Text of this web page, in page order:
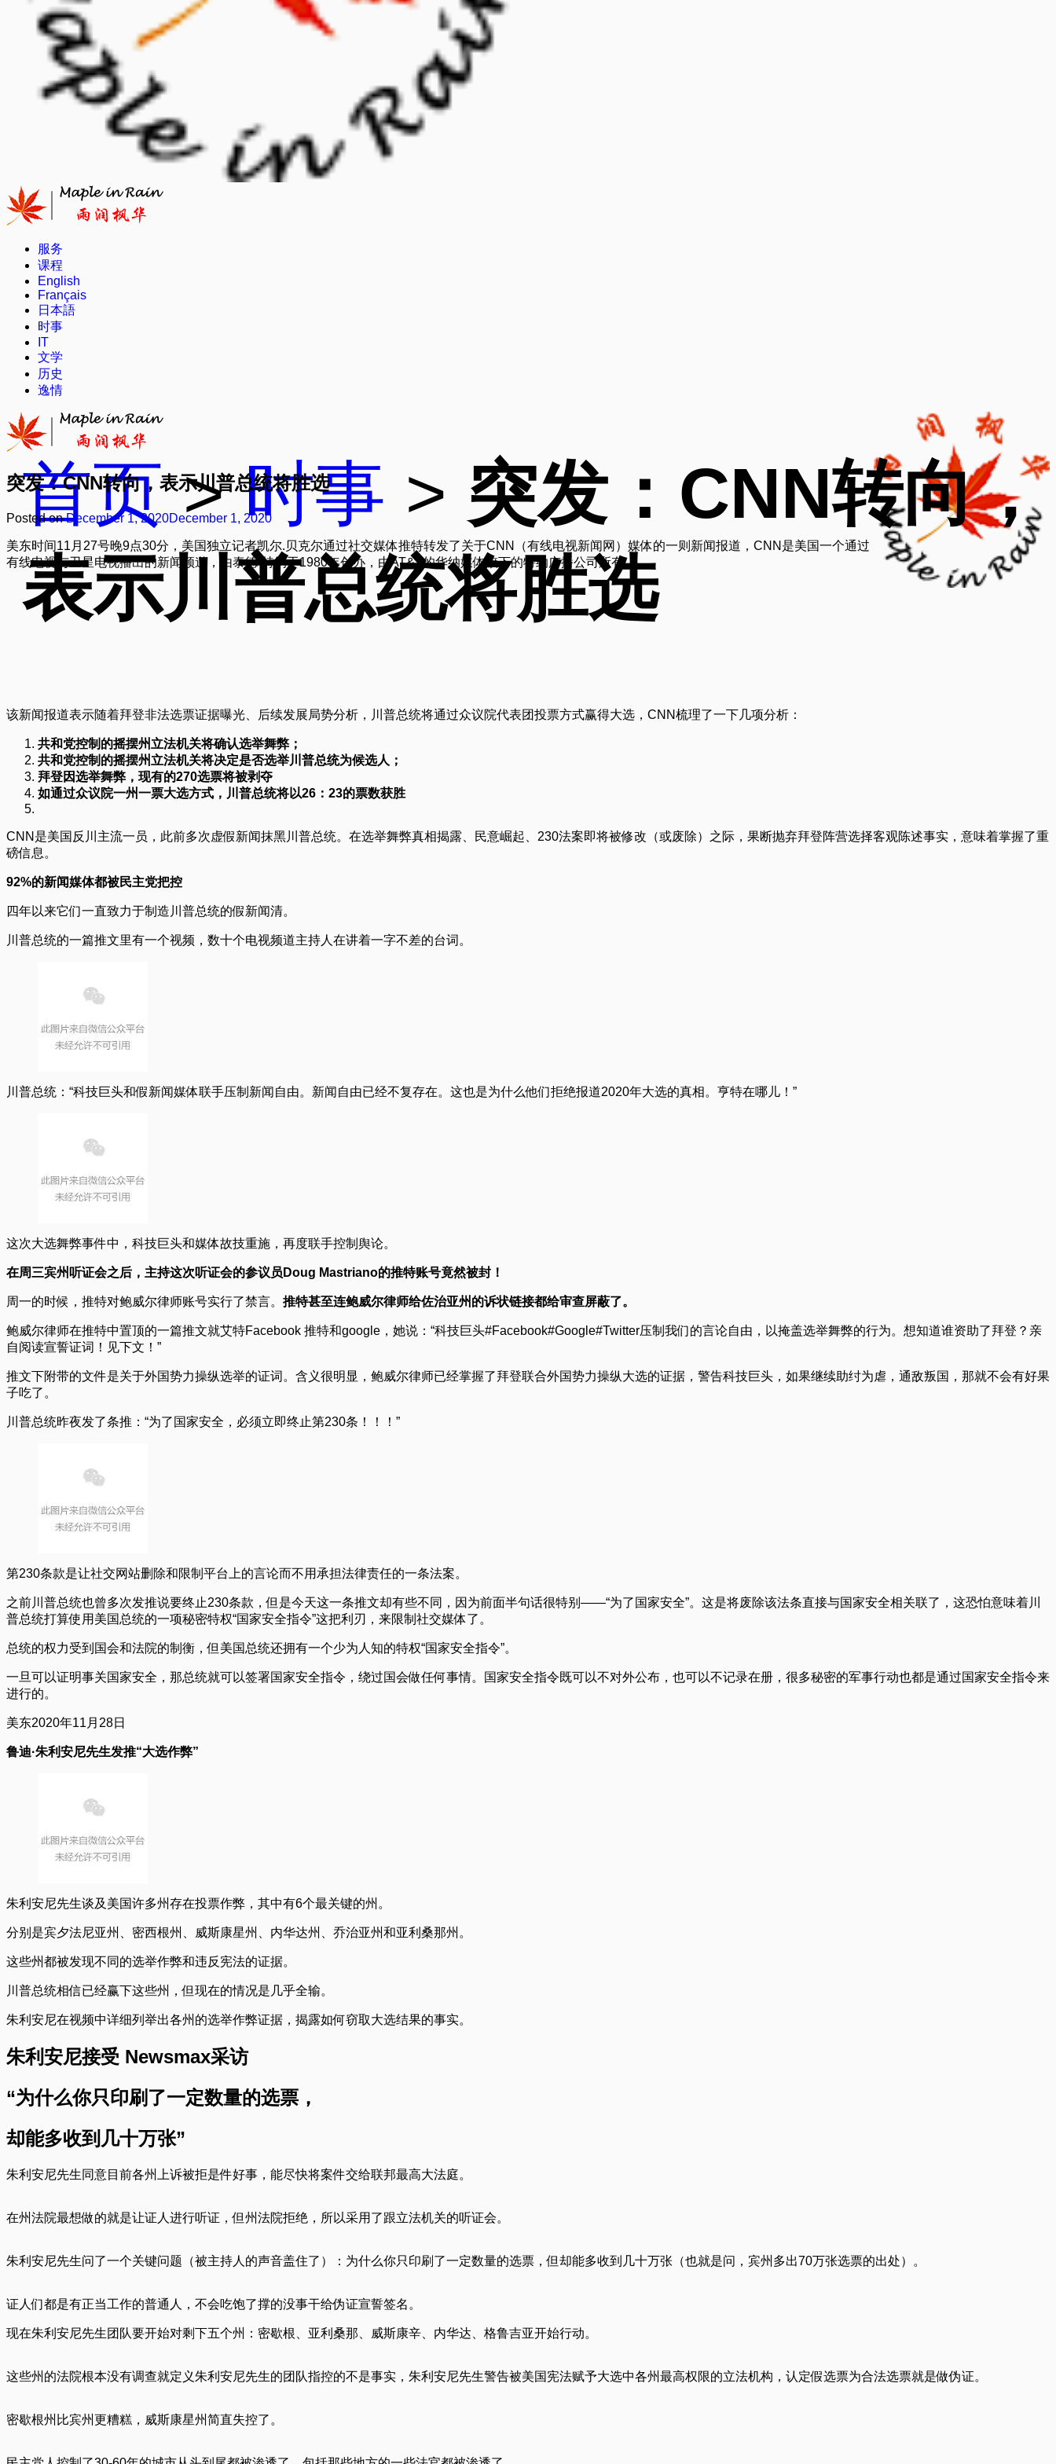
服务
课程
English
Français
日本語
时事
IT
文学
历史
逸情
首页>时事 > 突发：CNN转向，
表示川普总统将胜选
突发：CNN转向，表示川普总统将胜选
Posted onDecember 1, 2020December 1, 2020
美东时间11月27号晚9点30分，美国独立记者凯尔.贝克尔通过社交媒体推特转发了关于CNN（有线电视新闻网）媒体的一则新闻报道，CNN是美国一个通过
有线电视与卫星电视播出的新闻频道，由泰德·特纳于1980年创办，由AT&T的华纳媒体旗下的特纳广播公司所有。
该新闻报道表示随着拜登非法选票证据曝光、后续发展局势分析，川普总统将通过众议院代表团投票方式赢得大选，CNN梳理了一下几项分析：
共和党控制的摇摆州立法机关将确认选举舞弊；
共和党控制的摇摆州立法机关将决定是否选举川普总统为候选人；
拜登因选举舞弊，现有的270选票将被剥夺
如通过众议院一州一票大选方式，川普总统将以26：23的票数获胜
CNN是美国反川主流一员，此前多次虚假新闻抹黑川普总统。在选举舞弊真相揭露、民意崛起、230法案即将被修改（或废除）之际，果断抛弃拜登阵营选择客观陈述事实，意味着掌握了重
磅信息。
92%的新闻媒体都被民主党把控
四年以来它们一直致力于制造川普总统的假新闻清。
川普总统的一篇推文里有一个视频，数十个电视频道主持人在讲着一字不差的台词。
川普总统：“科技巨头和假新闻媒体联手压制新闻自由。新闻自由已经不复存在。这也是为什么他们拒绝报道2020年大选的真相。亨特在哪儿！”
这次大选舞弊事件中，科技巨头和媒体故技重施，再度联手控制舆论。
在周三宾州听证会之后，主持这次听证会的参议员Doug Mastriano的推特账号竟然被封！
周一的时候，推特对鲍威尔律师账号实行了禁言。 推特甚至连鲍威尔律师给佐治亚州的诉状链接都给审查屏蔽了。
鲍威尔律师在推特中置顶的一篇推文就艾特Facebook 推特和google，她说：“科技巨头#Facebook#Google#Twitter压制我们的言论自由，以掩盖选举舞弊的行为。想知道谁资助了拜登？亲
自阅读宣誓证词！见下文！”
推文下附带的文件是关于外国势力操纵选举的证词。含义很明显，鲍威尔律师已经掌握了拜登联合外国势力操纵大选的证据，警告科技巨头，如果继续助纣为虐，通敌叛国，那就不会有好果
子吃了。
川普总统昨夜发了条推：“为了国家安全，必须立即终止第230条！！！”
第230条款是让社交网站删除和限制平台上的言论而不用承担法律责任的一条法案。
之前川普总统也曾多次发推说要终止230条款，但是今天这一条推文却有些不同，因为前面半句话很特别——“为了国家安全”。这是将废除该法条直接与国家安全相关联了，这恐怕意味着川
普总统打算使用美国总统的一项秘密特权“国家安全指令”这把利刃，来限制社交媒体了。
总统的权力受到国会和法院的制衡，但美国总统还拥有一个少为人知的特权“国家安全指令”。
一旦可以证明事关国家安全，那总统就可以签署国家安全指令，绕过国会做任何事情。国家安全指令既可以不对外公布，也可以不记录在册，很多秘密的军事行动也都是通过国家安全指令来
进行的。
美东2020年11月28日
鲁迪·朱利安尼先生发推“大选作弊”
朱利安尼先生谈及美国许多州存在投票作弊，其中有6个最关键的州。
分别是宾夕法尼亚州、密西根州、威斯康星州、内华达州、乔治亚州和亚利桑那州。
这些州都被发现不同的选举作弊和违反宪法的证据。
川普总统相信已经赢下这些州，但现在的情况是几乎全输。
朱利安尼在视频中详细列举出各州的选举作弊证据，揭露如何窃取大选结果的事实。
朱利安尼接受 Newsmax采访
“为什么你只印刷了一定数量的选票，
却能多收到几十万张”
朱利安尼先生同意目前各州上诉被拒是件好事，能尽快将案件交给联邦最高大法庭。
在州法院最想做的就是让证人进行听证，但州法院拒绝，所以采用了跟立法机关的听证会。
朱利安尼先生问了一个关键问题（被主持人的声音盖住了）：为什么你只印刷了一定数量的选票，但却能多收到几十万张（也就是问，宾州多出70万张选票的出处）。
证人们都是有正当工作的普通人，不会吃饱了撑的没事干给伪证宣誓签名。
现在朱利安尼先生团队要开始对剩下五个州：密歇根、亚利桑那、威斯康辛、内华达、格鲁吉亚开始行动。
这些州的法院根本没有调查就定义朱利安尼先生的团队指控的不是事实，朱利安尼先生警告被美国宪法赋予大选中各州最高权限的立法机构，认定假选票为合法选票就是做伪证。
密歇根州比宾州更糟糕，威斯康星州简直失控了。